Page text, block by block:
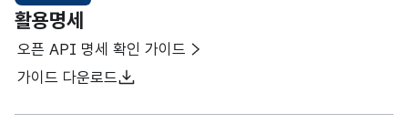
활용명세
오픈 API 명세 확인 가이드
가이드 다운로드